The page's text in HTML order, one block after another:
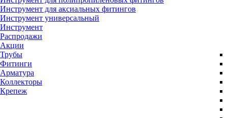
Инструмент для аксиальных фитингов
Инструмент универсальный
Инструмент
Распродажи
Акции
Трубы
Фитинги
Арматура
Коллекторы
Крепеж